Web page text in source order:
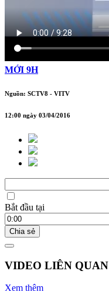
MỚI 9H
Nguồn: SCTV8 - VITV
12:00 ngày 03/04/2016
Bắt đầu tại
Chia sẻ
VIDEO LIÊN QUAN
Xem thêm